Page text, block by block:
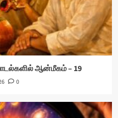
ஆன்மீகம் – 19
0